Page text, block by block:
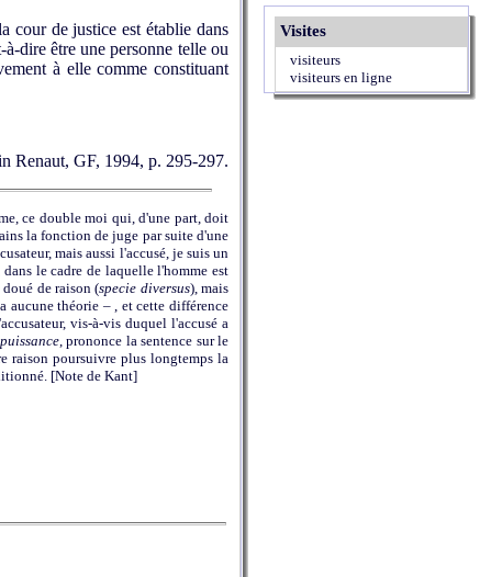
cour de justice est établie dans
à-dire être une personne telle ou
à elle comme constituant
Renaut, GF, 1994, p. 295-297.
ce double moi qui, d'une part, doit
la fonction de juge par suite d'une
mais aussi l'accusé, je suis un
le cadre de laquelle l'homme est
de raison (specie diversus), mais
théorie – , et cette différence
vis-à-vis duquel l'accusé a
, prononce la sentence sur le
raison poursuivre plus longtemps la
[Note de Kant]
Visites
visiteurs
visiteurs en ligne